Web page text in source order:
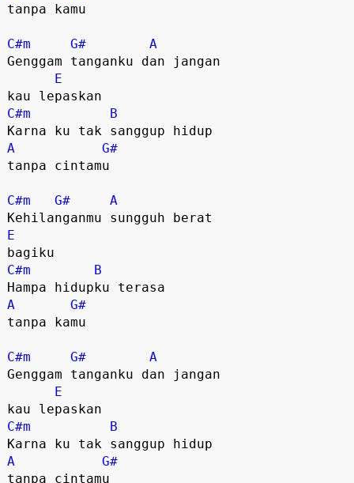
tanpa kamu
C#m G#
A
Genggam tanganku dan jangan
E
C#m
B
A
G#
tanpa cintamu
C#m G#
A
E
C#m
B
A
G#
tanpa kamu
C#m G#
A
Genggam tanganku dan jangan
E
C#m
B
A
G#
tanpa cintamu